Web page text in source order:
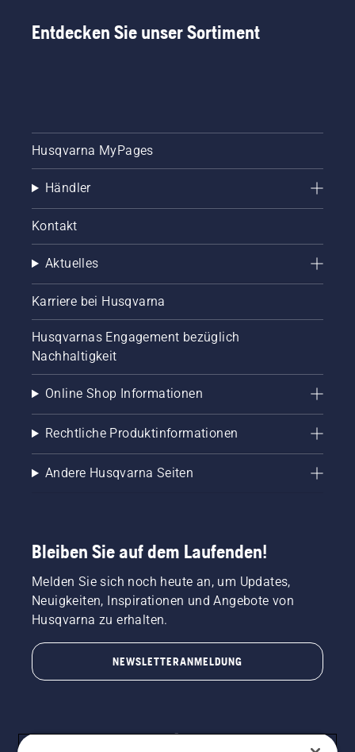
Entdecken Sie unser Sortiment
Husqvarna MyPages
Händler
Kontakt
Aktuelles
Karriere bei Husqvarna
Husqvarnas Engagement bezüglich
Nachhaltigkeit
Online Shop Informationen
Rechtliche Produktinformationen
Andere Husqvarna Seiten
Bleiben Sie auf dem Laufenden!
Melden Sie sich noch heute an, um Updates,
Neuigkeiten, Inspirationen und Angebote von
Husqvarna zu erhalten.
NEWSLETTERANMELDUNG